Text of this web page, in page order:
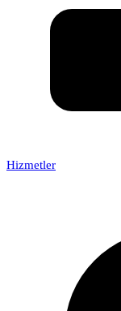
Hizmetler